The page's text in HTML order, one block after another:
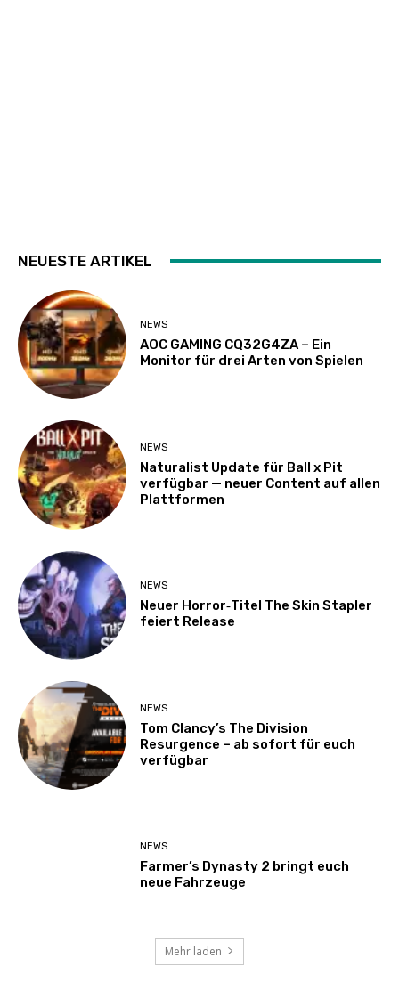
NEUESTE ARTIKEL
NEWS
AOC GAMING CQ32G4ZA – Ein
Monitor für drei Arten von Spielen
NEWS
Naturalist Update für Ball x Pit
verfügbar — neuer Content auf allen
Plattformen
NEWS
Neuer Horror‑Titel The Skin Stapler
feiert Release
NEWS
Tom Clancy’s The Division
Resurgence – ab sofort für euch
verfügbar
NEWS
Farmer’s Dynasty 2 bringt euch
neue Fahrzeuge
Mehr laden